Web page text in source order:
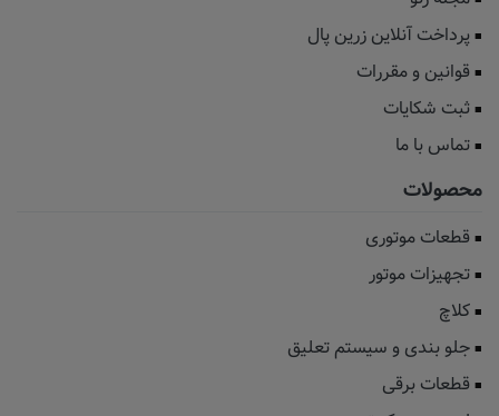
پرداخت آنلاین زرین پال
قوانین و مقررات
ثبت شکایات
تماس با ما
محصولات
قطعات موتوری
تجهیزات موتور
کلاچ
جلو بندی و سیستم تعلیق
قطعات برقی